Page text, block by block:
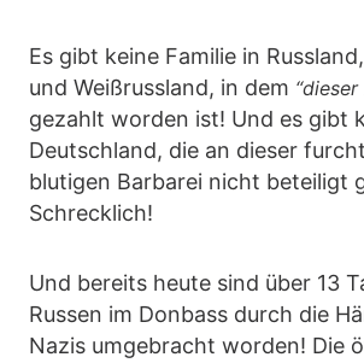
Es gibt keine Familie in
und Weißrussland, in dem “dieser
gezahlt worden ist! Und es gibt
Deutschland, die an dieser
blutigen Barbarei nicht beteiligt
Schrecklich!
Und bereits heute sind über 13
Russen im Donbass durch die
Nazis umgebracht worden! Die